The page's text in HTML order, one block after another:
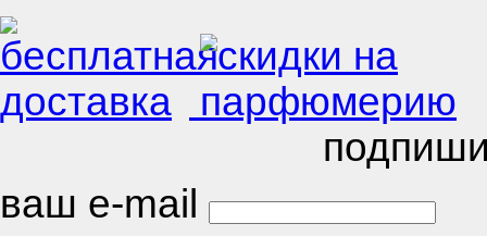
ваш e-mail